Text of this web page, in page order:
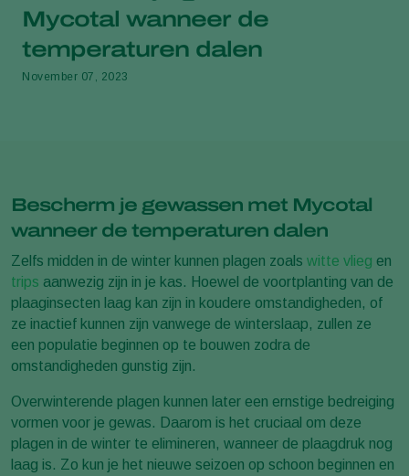
Mycotal wanneer de
temperaturen dalen
November 07, 2023
Bescherm je gewassen met Mycotal
wanneer de temperaturen dalen
Zelfs midden in de winter kunnen plagen zoals witte vlieg en
trips aanwezig zijn in je kas. Hoewel de voortplanting van de
plaaginsecten laag kan zijn in koudere omstandigheden, of
ze inactief kunnen zijn vanwege de winterslaap, zullen ze
een populatie beginnen op te bouwen zodra de
omstandigheden gunstig zijn.
Overwinterende plagen kunnen later een ernstige bedreiging
vormen voor je gewas. Daarom is het cruciaal om deze
plagen in de winter te elimineren, wanneer de plaagdruk nog
laag is. Zo kun je het nieuwe seizoen op schoon beginnen en